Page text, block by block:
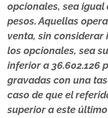
opcionales, sea igual
pesos. Aquellas
venta, sin considerar
los opcionales, sea
inferior a 36.602.126
gravadas con una
caso de que el
superior a este